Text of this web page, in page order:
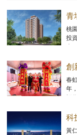
青
富
桃
投
距
創
優
春
年
福
科
置
黃